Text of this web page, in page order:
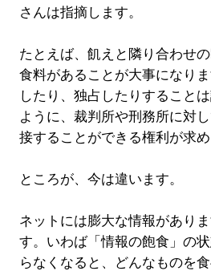
さんは指摘します。
たとえば、飢えと隣り合わせ
食料があることが大事になり
したり、独占したりすること
ように、裁判所や刑務所に対
接することができる権利が求め
ところが、今は違います。
ネットには膨大な情報があり
す。いわば「情報の飽食」の
らなくなると、どんなものを